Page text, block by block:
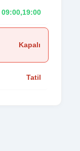
09:00,19:00
Kapalı
Tatil